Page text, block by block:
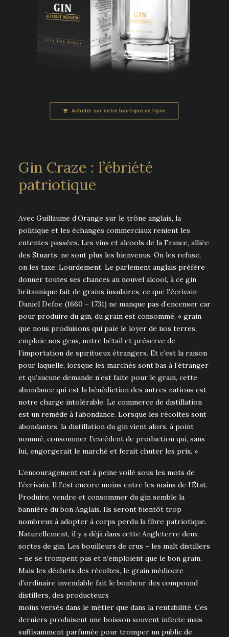
Acheter sur notre boutique en ligne
Gin Craze : l’ébriété
patriotique
Avec Guillaume d’Orange sur le trône anglais, la
politique et les échanges commerciaux renient les
ententes passées. Les vins et alcools de la France, alliée
des Stuarts, ne sont plus les bienvenus. On les refuse,
on les taxe. Lourdement. Le parlement anglais préfère
donner toutes ses chances au nouvel alcool, à ce gin
britannique fait de grains insulaires, ce que l’écrivain
Daniel Defoe (1660 – 1731) ne manque pas d’encenser car
pour produire du gin, du grain est consommé, « grain
que nous produisons qui paie le loyer de nos terres,
emploie nos gens, notre bétail et préserve de
l’importation de spiritueux étrangers. Et c’est la raison
pour laquelle, lorsque les marchés sont bas à l’étranger
et qu’aucune demande n’est faite pour le grain, cette
abondance qui est la bénédiction des autres nations est
notre charge intolérable. Le commerce de distillation
est un remède à l’abondance. Lorsque les récoltes sont
abondantes, la distillation du gin vient alors, à point
nommé, consommer l’excédent de production qui, sans
lui, engorgerait le marché et ferait chuter les prix. »
L’encouragement est à peine voilé sous les mots de
l’écrivain. Il l’est encore moins entre les mains de l’État.
Produire, vendre et consommer du gin semble la
bannière du bon Anglais. Ils seront bientôt trop
nombreux à adopter à corps perdu la fibre patriotique.
Naturellement, il y a déjà dans cette Angleterre deux
sortes de gin. Les bouilleurs de crus – les malt distillers
– ne se trompent pas et n’emploient que le bon grain.
Mais les déchets des récoltes, le grain médiocre
d’ordinaire invendable fait le bonheur des compound
distillers, des producteurs
moins versés dans le métier que dans la rentabilité. Ces
derniers produisent une boisson souvent infecte mais
suffisamment parfumée pour tromper un public de